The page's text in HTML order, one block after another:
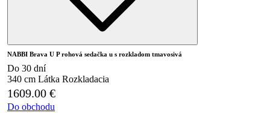
NABBI Brava U P rohová sedačka u s rozkladom tmavosivá
Do 30 dní
340 cm Látka Rozkladacia
1609.00 €
Do obchodu